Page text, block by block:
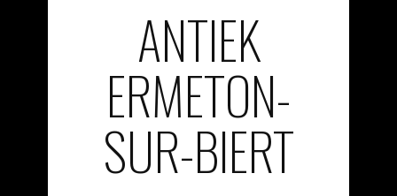
ANTIEK
ERMETON-
SUR-BIERT